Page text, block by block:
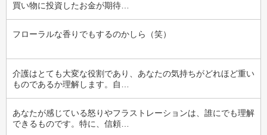
買い物に投資したお金が期待…
フローラルな香りでもするのかしら（笑）
介護はとても大変な役割であり、あなたの気持ちがどれほど重い
ものであるか理解します。自…
あなたが感じている怒りやフラストレーションは、誰にでも理解
できるものです。特に、信頼…